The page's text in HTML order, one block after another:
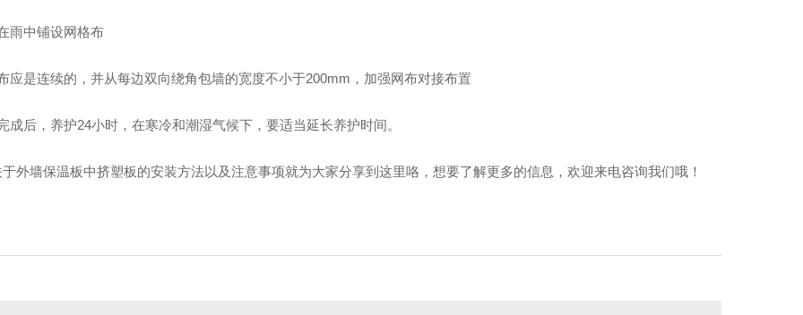
雨中铺设网格布
应是连续的，并从每边双向绕角包墙的宽度不小于200mm，加强网布对接布置
成后，养护24小时，在寒冷和潮湿气候下，要适当延长养护时间。
外墙保温板中挤塑板的安装方法以及注意事项就为大家分享到这里咯，想要了解更多的信息，欢迎来电咨询我们哦！